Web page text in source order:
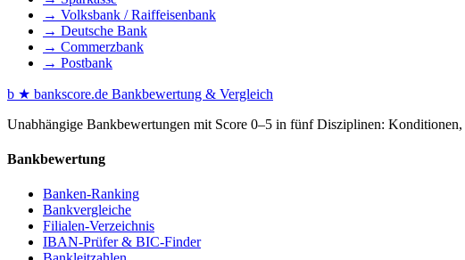
→ Volksbank / Raiffeisenbank
→ Deutsche Bank
→ Commerzbank
→ Postbank
b ★ bankscore.de Bankbewertung & Vergleich
Unabhängige Bankbewertungen mit Score 0–5 in fünf Disziplinen:
Bankbewertung
Banken-Ranking
Bankvergleiche
Filialen-Verzeichnis
IBAN-Prüfer & BIC-Finder